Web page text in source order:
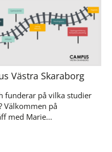
Västra Skaraborg
funderar på vilka studier
Välkommen på
med Marie...